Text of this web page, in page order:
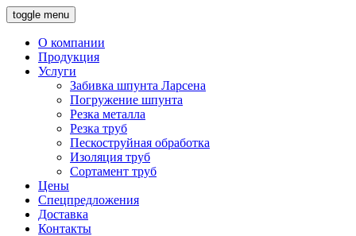
toggle menu
О компании
Продукция
Услуги
Забивка шпунта Ларсена
Погружение шпунта
Резка металла
Резка труб
Пескоструйная обработка
Изоляция труб
Сортамент труб
Цены
Спецпредложения
Доставка
Контакты